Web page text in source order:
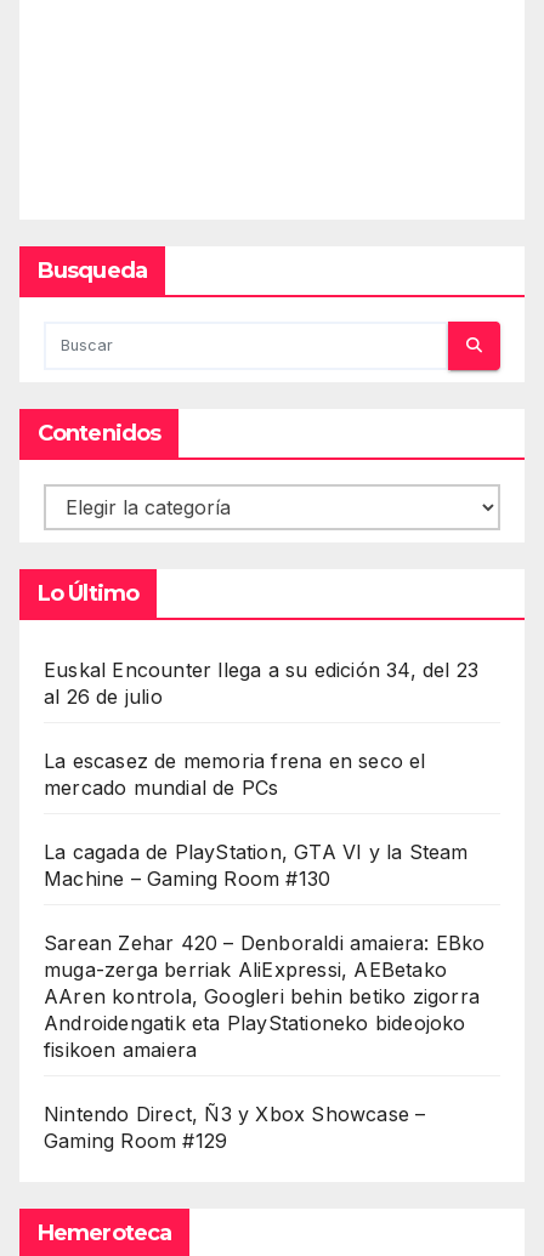
Busqueda
Contenidos
Contenidos
Lo Último
Euskal Encounter llega a su edición 34, del 23
al 26 de julio
La escasez de memoria frena en seco el
mercado mundial de PCs
La cagada de PlayStation, GTA VI y la Steam
Machine – Gaming Room #130
Sarean Zehar 420 – Denboraldi amaiera: EBko
muga-zerga berriak AliExpressi, AEBetako
AAren kontrola, Googleri behin betiko zigorra
Androidengatik eta PlayStationeko bideojoko
fisikoen amaiera
Nintendo Direct, Ñ3 y Xbox Showcase –
Gaming Room #129
Hemeroteca